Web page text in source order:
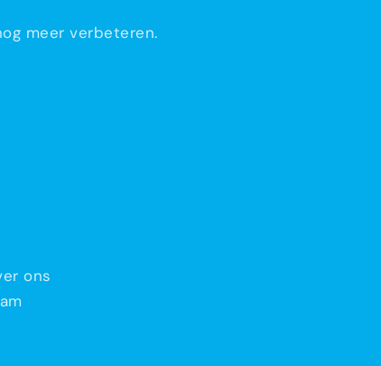
meer verbeteren.
ons